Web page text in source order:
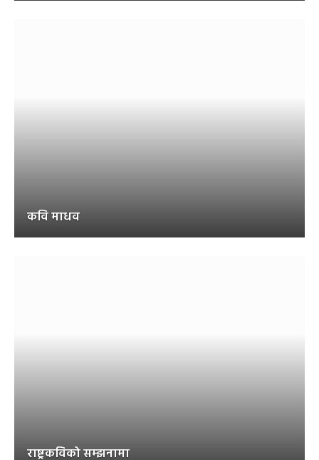
कवि माधव
राष्ट्रकविको सम्झनामा